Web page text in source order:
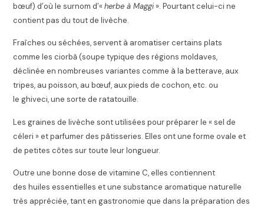
bœuf) d’où le surnom d’«herbe à Maggi ». Pourtant celui-ci ne
contient pas du tout de livèche.
Fraîches ou séchées, servent à aromatiser certains plats
comme les ciorbă (soupe typique des régions moldaves,
déclinée en nombreuses variantes comme à la betterave, aux
tripes, au poisson, au bœuf, aux pieds de cochon, etc. ou
le ghiveci, une sorte de ratatouille.
Les graines de livèche sont utilisées pour préparer le « sel de
céleri » et parfumer des pâtisseries. Elles ont une forme ovale et
de petites côtes sur toute leur longueur.
Outre une bonne dose de vitamine C, elles contiennent
des huiles essentielles et une substance aromatique naturelle
très appréciée, tant en gastronomie que dans la préparation des